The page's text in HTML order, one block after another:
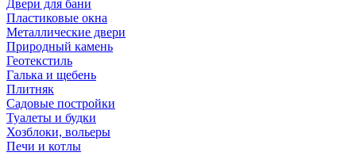
Двери для бани
Пластиковые окна
Металлические двери
Природный камень
Геотекстиль
Галька и щебень
Плитняк
Садовые постройки
Туалеты и будки
Хозблоки, вольеры
Печи и котлы